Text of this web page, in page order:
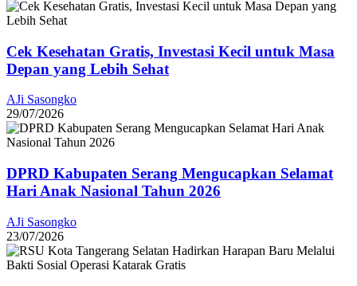
Cek Kesehatan Gratis, Investasi Kecil untuk Masa
Depan yang Lebih Sehat
AJi Sasongko
29/07/2026
DPRD Kabupaten Serang Mengucapkan Selamat
Hari Anak Nasional Tahun 2026
AJi Sasongko
23/07/2026